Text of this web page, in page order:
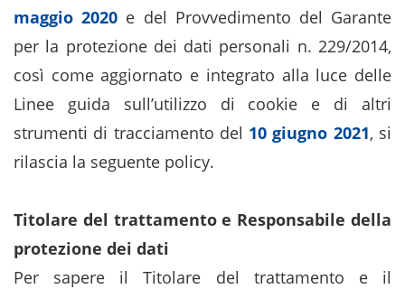
maggio 2020 e del Provvedimento del Garante
per la protezione dei dati personali n. 229/2014,
così come aggiornato e integrato alla luce delle
Linee guida sull’utilizzo di cookie e di altri
strumenti di tracciamento del 10 giugno 2021, si
rilascia la seguente policy.
Titolare del trattamento e Responsabile della
protezione dei dati
Per sapere il Titolare del trattamento e il